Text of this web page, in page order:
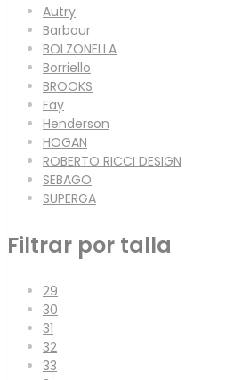
Autry
Barbour
BOLZONELLA
Borriello
BROOKS
Fay
Henderson
HOGAN
ROBERTO RICCI DESIGN
SEBAGO
SUPERGA
Filtrar por talla
29
30
31
32
33